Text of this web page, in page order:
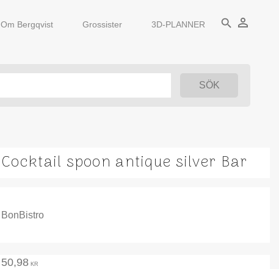
Om Bergqvist Grossister 3D-PLANNER search person_outline
Cocktail spoon antique silver Bar
BonBistro
50,98 KR